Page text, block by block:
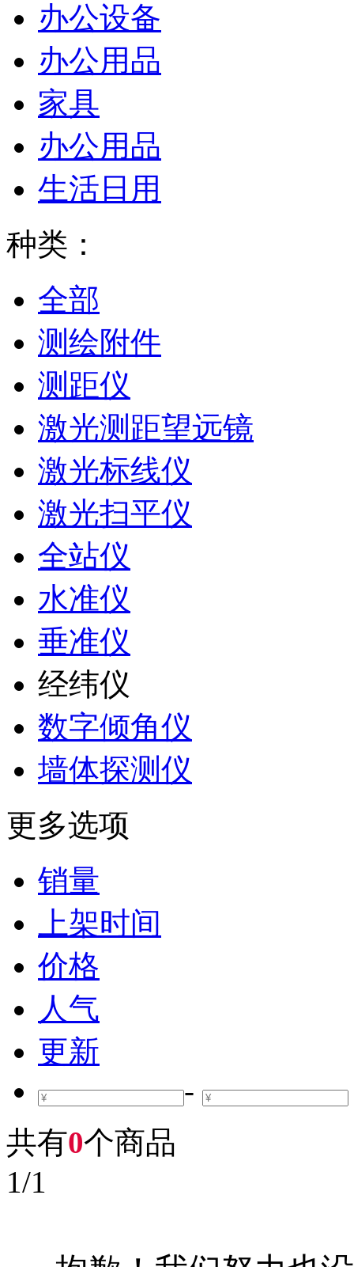
办公设备
办公用品
家具
办公用品
生活日用
种类：
全部
测绘附件
测距仪
激光测距望远镜
激光标线仪
激光扫平仪
全站仪
水准仪
垂准仪
经纬仪
数字倾角仪
墙体探测仪
更多选项
销量
上架时间
价格
人气
更新
-
共有0个商品
1/1